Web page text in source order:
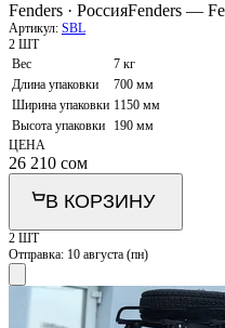
Fenders · РоссияFenders —
Артикул: SBL
2 ШТ
Вес
7 кг
Длина упаковки
700 мм
Ширина упаковки 1150 мм
Высота упаковки
190 мм
ЦЕНА
26 210 сом
В КОРЗИНУ
2 ШТ
Отправка: 10 августа (пн)